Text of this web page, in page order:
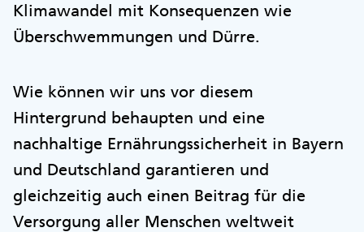
Klimawandel mit Konsequenzen wie
Überschwemmungen und Dürre.
Wie können wir uns vor diesem
Hintergrund behaupten und eine
nachhaltige Ernährungssicherheit in Bayern
und Deutschland garantieren und
gleichzeitig auch einen Beitrag für die
Versorgung aller Menschen weltweit